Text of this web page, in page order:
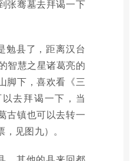
张骞墓去拜谒一下
勉县了，距离汉台
智慧之星诸葛亮的
脚下，喜欢看《三
去拜谒一下，当
古镇也可以去转一
见图九）。